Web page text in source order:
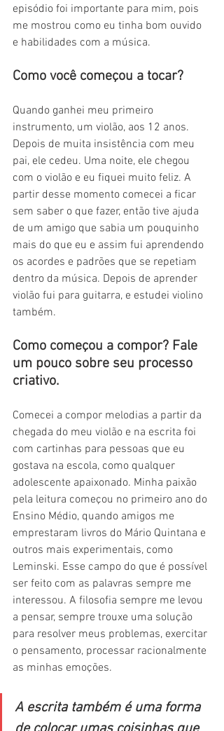
episódio foi importante para mim, pois
me mostrou como eu tinha bom ouvido
e habilidades com a música.
Como você começou a tocar?
Quando ganhei meu primeiro
instrumento, um violão, aos 12 anos.
Depois de muita insistência com meu
pai, ele cedeu. Uma noite, ele chegou
com o violão e eu fiquei muito feliz. A
partir desse momento comecei a ficar
sem saber o que fazer, então tive ajuda
de um amigo que sabia um pouquinho
mais do que eu e assim fui aprendendo
os acordes e padrões que se repetiam
dentro da música. Depois de aprender
violão fui para guitarra, e estudei violino
também.
Como começou a compor? Fale
um pouco sobre seu processo
criativo.
Comecei a compor melodias a partir da
chegada do meu violão e na escrita foi
com cartinhas para pessoas que eu
gostava na escola, como qualquer
adolescente apaixonado. Minha paixão
pela leitura começou no primeiro ano do
Ensino Médio, quando amigos me
emprestaram livros do Mário Quintana e
outros mais experimentais, como
Leminski. Esse campo do que é possível
ser feito com as palavras sempre me
interessou. A filosofia sempre me levou
a pensar, sempre trouxe uma solução
para resolver meus problemas, exercitar
o pensamento, processar racionalmente
as minhas emoções.
A escrita também é uma forma